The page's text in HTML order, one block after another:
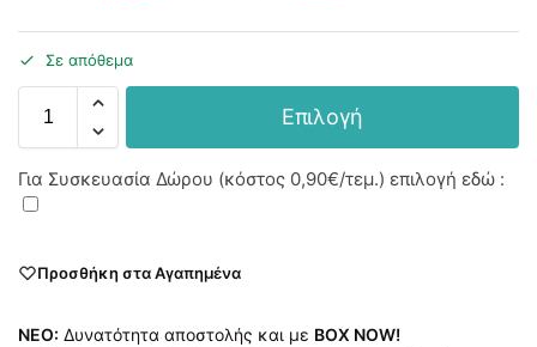
Σε απόθεμα
Επιλογή
Για Συσκευασία Δώρου (κόστος 0,90€/τεμ.) επιλογή εδώ :
Προσθήκη στα Αγαπημένα
NEO: Δυνατότητα αποστολής και με BOX NOW!